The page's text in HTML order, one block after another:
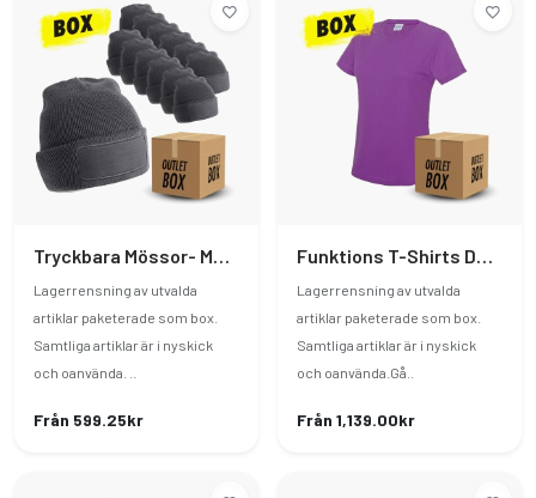
Tryckbara Mössor- Mörkgrå - 23 St
Lagerrensning av utvalda
artiklar paketerade som box.
Samtliga artiklar är i nyskick
och oanvända. ..
Från 599.25kr
Funktions T-Shirts Dam - 40st
Lagerrensning av utvalda
artiklar paketerade som box.
Samtliga artiklar är i nyskick
och oanvända.Gå..
Från 1,139.00kr